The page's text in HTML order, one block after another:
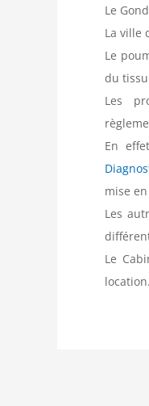
Le
La ville
Le
du tissu
Les
En
mise
Les
Le
location.